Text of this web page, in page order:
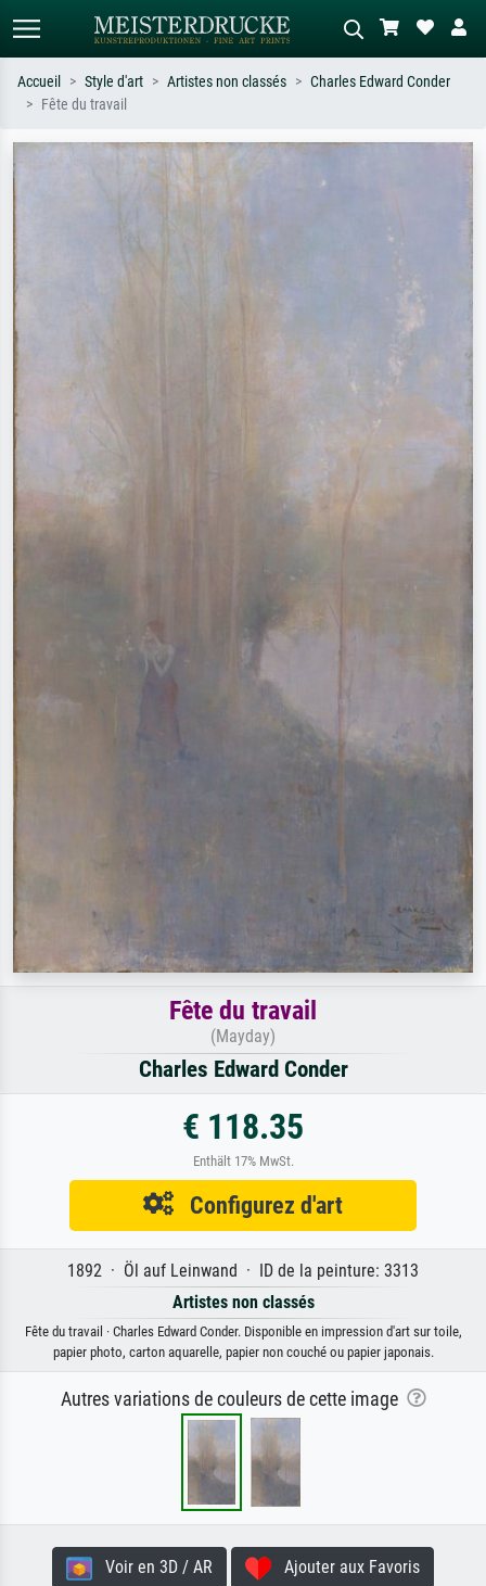
Recherchez par artiste, titre ou style –
ex. Monet, Nuit étoilée,
abstrait avec beaucoup de rouge,
Accueil Style d'art Artistes non classés
Charles Edward Conder
Fête du travail
Fête du travail
(Mayday)
Charles Edward Conder
€ 118.35
Enthält 17% MwSt.
Configurez d'art
1892 · Öl auf Leinwand · ID de la peinture: 3313
Artistes non classés
Fête du travail · Charles Edward Conder. Disponible en impression d'art sur toile,
papier photo, carton aquarelle, papier non couché ou papier japonais.
Autres variations de couleurs de cette image
Voir en 3D / AR Ajouter aux Favoris